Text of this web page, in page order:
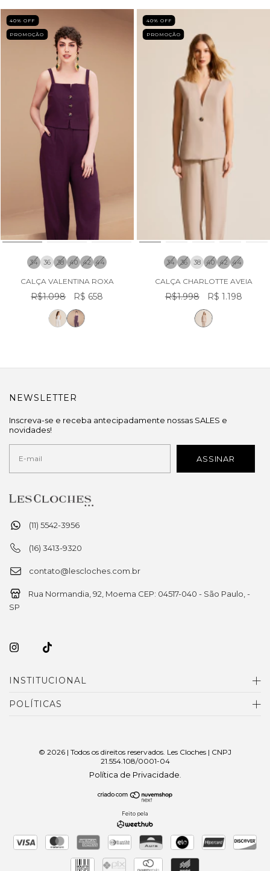
40% OFF
PROMOÇÃO
34 36 38 40 42 44
CALÇA VALENTINA ROXA
R$1.098 R$ 658
40% OFF
PROMOÇÃO
34 36 38 40 42 44
CALÇA CHARLOTTE AVEIA
R$1.998 R$ 1.198
(11) 5542-3956
(16) 3413-9320
contato@lescloches.com.br
Rua Normandia, 92, Moema CEP: 04517-040 - São Paulo, -
SP
INSTITUCIONAL
POLÍTICAS
NEWSLETTER
Inscreva-se e receba antecipadamente nossas SALES e
novidades!
© 2026 | Todos os direitos reservados. Les Cloches | CNPJ
21.554.108/0001-04
Política de Privacidade
Feito pela